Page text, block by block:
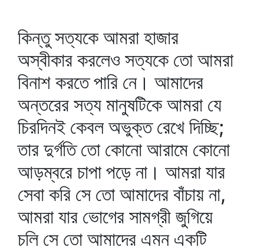
কিন্তু সত্যকে আমরা হাজার
অস্বীকার করলেও সত্যকে তো আমরা
বিনাশ করতে পারি নে। আমাদের
অন্তরের সত্য মানুষটিকে আমরা যে
চিরদিনই কেবল অভুক্ত রেখে দিচ্ছি;
তার দুর্গতি তো কোনো আরামে কোনো
আড়ম্বরে চাপা পড়ে না। আমরা যার
সেবা করি সে তো আমাদের বাঁচায় না,
আমরা যার ভোগের সামগ্রী জুগিয়ে
চলি সে তো আমাদের এমন একটি